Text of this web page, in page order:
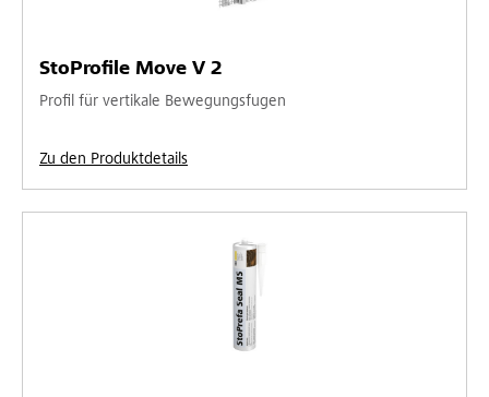
StoProfile Move V 2
Profil für vertikale Bewegungsfugen
Zu den Produktdetails